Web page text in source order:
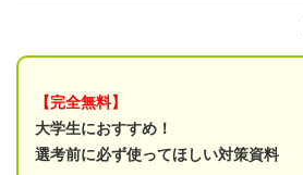
【完全無料】
大学生におすすめ！
選考前に必ず使ってほしい対策資料